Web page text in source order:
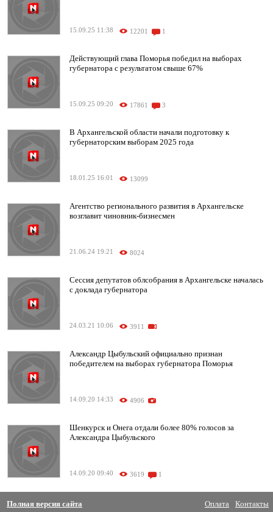
15.09.25 11:38 12201 1
Действующий глава Поморья победил на выборах
губернатора с результатом свыше 67%
15.09.25 09:20 17861 3
В Архангельской области начали подготовку к
губернаторским выборам 2025 года
18.01.25 16:01 13099
Агентство регионального развития в Архангельске
возглавит чиновник-бизнесмен
21.06.24 19:21 8024
Сессия депутатов облсобрания в Архангельске началась
с доклада губернатора
24.03.21 10:06 3911
Александр Цыбульский официально признан
победителем на выборах губернатора Поморья
14.09.20 14:33 4906
Шенкурск и Онега отдали более 80% голосов за
Александра Цыбульского
14.09.20 09:40 3619 1
Полная версия сайта Оплата Контакты